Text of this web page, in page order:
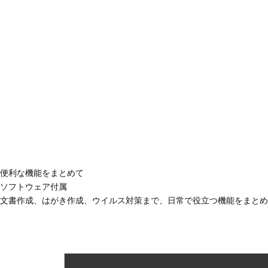
便利な機能をまとめて
ソフトウェア付属
文書作成、はがき作成、ウイルス対策まで、日常で役立つ機能をまと